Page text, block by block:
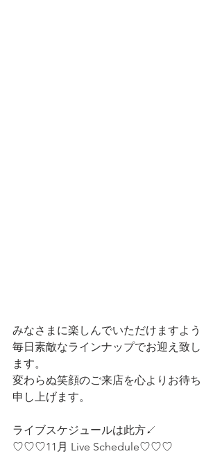
みなさまに楽しんでいただけますよう
毎日素敵なラインナップでお迎え致し
ます。
変わらぬ笑顔のご来店を心よりお待ち
申し上げます。
ライブスケジュールは此方↙️
♡♡♡11月 Live Schedule♡♡♡